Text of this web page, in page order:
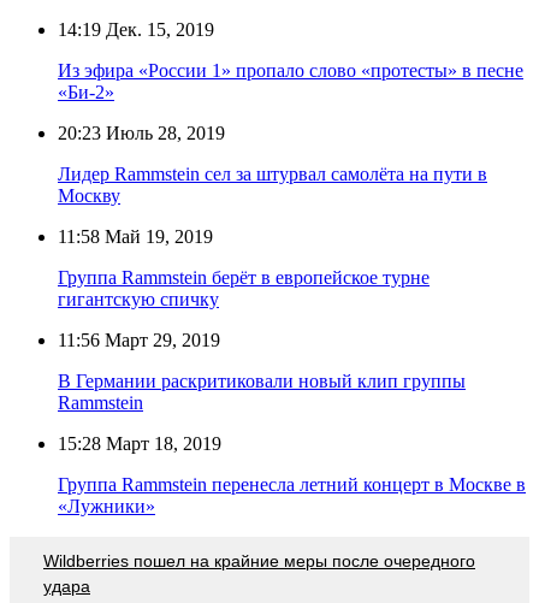
14:19 Дек. 15, 2019
Из эфира «России 1» пропало слово «протесты» в песне
«Би-2»
20:23 Июль 28, 2019
Лидер Rammstein сел за штурвал самолёта на пути в
Москву
11:58 Май 19, 2019
Группа Rammstein берёт в европейское турне
гигантскую спичку
11:56 Март 29, 2019
В Германии раскритиковали новый клип группы
Rammstein
15:28 Март 18, 2019
Группа Rammstein перенесла летний концерт в Москве в
«Лужники»
Wildberries пошел на крайние меры после очередного
удара